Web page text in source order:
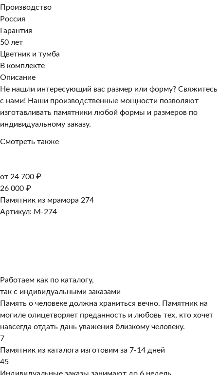
Производство
Россия
Гарантия
50 лет
Цветник и тумба
В комплекте
Описание
Не нашли интересующий вас размер или форму? Свяжитесь
с нами! Наши производственные мощности позволяют
изготавливать памятники любой формы и размеров по
индивидуальному заказу.
Смотреть также
от 24 700 ₽
26 000 ₽
Памятник из мрамора 274
Артикул: M-274
Работаем как по каталогу,
так с индивидуальными заказами
Память о человеке должна храниться вечно. Памятник на
могиле олицетворяет преданность и любовь тех, кто хочет
навсегда отдать дань уважения близкому человеку.
7
Памятник из каталога изготовим за 7-14 дней
45